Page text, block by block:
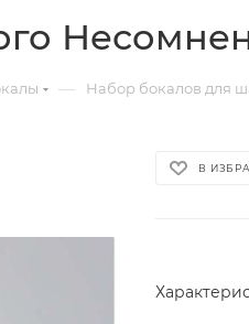
— Набор бокалов для
В